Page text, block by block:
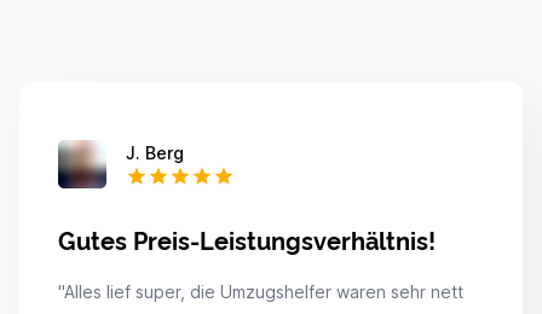
J. Berg
Gutes Preis-Leistungsverhältnis!
"Alles lief super, die Umzugshelfer waren sehr nett